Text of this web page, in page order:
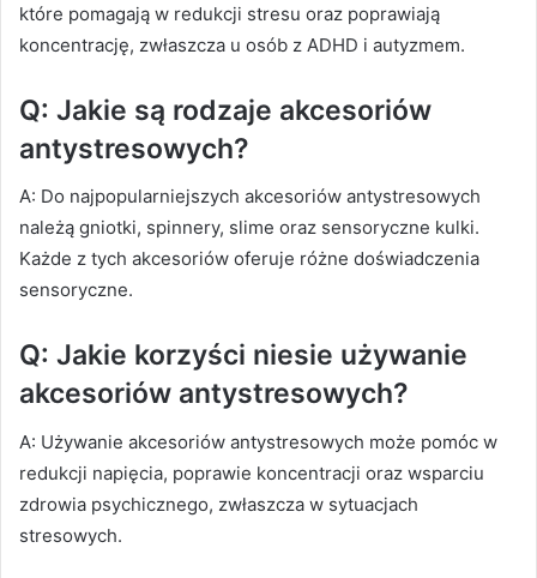
które pomagają w redukcji stresu oraz poprawiają
koncentrację, zwłaszcza u osób z ADHD i autyzmem.
Q: Jakie są rodzaje akcesoriów
antystresowych?
A: Do najpopularniejszych akcesoriów antystresowych
należą gniotki, spinnery, slime oraz sensoryczne kulki.
Każde z tych akcesoriów oferuje różne doświadczenia
sensoryczne.
Q: Jakie korzyści niesie używanie
akcesoriów antystresowych?
A: Używanie akcesoriów antystresowych może pomóc w
redukcji napięcia, poprawie koncentracji oraz wsparciu
zdrowia psychicznego, zwłaszcza w sytuacjach
stresowych.